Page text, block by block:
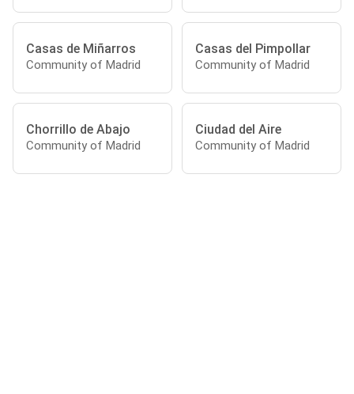
Casas de Miñarros
Community of Madrid
Casas del Pimpollar
Community of Madrid
Chorrillo de Abajo
Community of Madrid
Ciudad del Aire
Community of Madrid